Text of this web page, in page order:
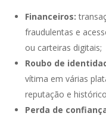
Financeiros:
fraudulentas e
ou carteiras digitais;
Roubo de
vítima em várias
reputação e
Perda de